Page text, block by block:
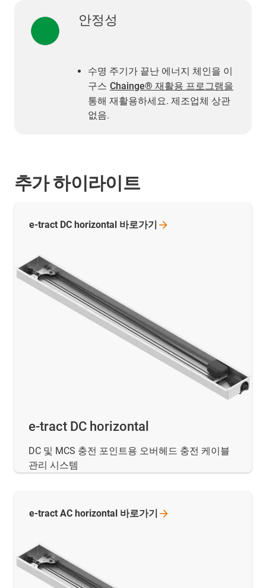
안정성
수명 주기가 끝난 에너지 체인을 이
구스 Chainge® 재활용 프로그램을
통해 재활용하세요. 제조업체 상관
없음.
추가 하이라이트
e-tract DC horizontal
DC 및 MCS 충전 포인트용 오버헤드 충전 케이블
관리 시스템
e-tract DC horizontal 바로가기
e-tract AC horizontal 바로가기